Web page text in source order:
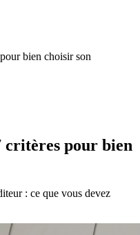
bien choisir son
pour bien
: ce que vous devez